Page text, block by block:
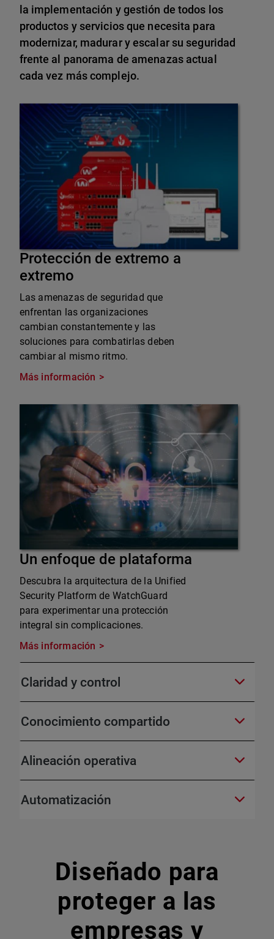
la implementación y gestión de todos los
productos y servicios que necesita para
modernizar, madurar y escalar su seguridad
frente al panorama de amenazas actual
cada vez más complejo.
Protección de extremo a
extremo
Las amenazas de seguridad que
enfrentan las organizaciones
cambian constantemente y las
soluciones para combatirlas deben
cambiar al mismo ritmo.
Más información
Un enfoque de plataforma
Descubra la arquitectura de la Unified
Security Platform de WatchGuard
para experimentar una protección
integral sin complicaciones.
Más información
Claridad y control
Conocimiento compartido
Alineación operativa
Automatización
Diseñado para
proteger a las
empresas y